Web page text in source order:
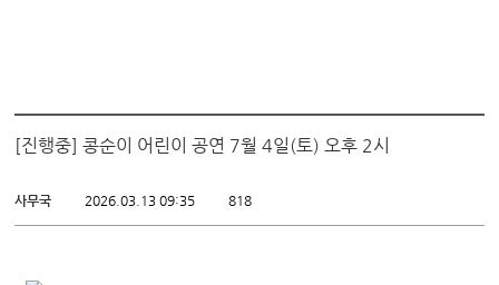
[진행중] 콩순이 어린이 공연 7월 4일(토) 오후 2시
사무국 2026.03.13 09:35 818